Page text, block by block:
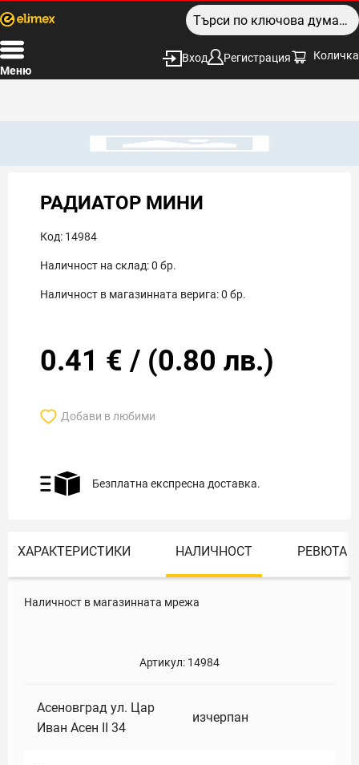
Меню
Вход Регистрация Количка
РАДИАТОР МИНИ
Код: 14984
Наличност на склад:0 бр.
Наличност в магазинната верига:0 бр.
0.41 € / (0.80 лв.)
Добави в любими
Безплатна експресна доставка.
ХАРАКТЕРИСТИКИ НАЛИЧНОСТ РЕВЮТА
Наличност в магазинната мрежа
Артикул: 14984
Асеновград ул. Цар
Иван Асен II 34
изчерпан